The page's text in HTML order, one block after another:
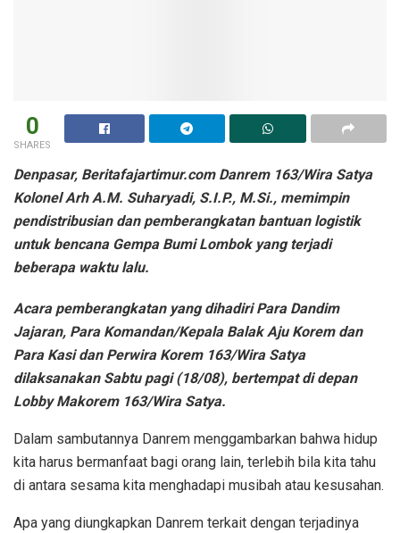
0
SHARES
Denpasar, Beritafajartimur.com Danrem 163/Wira Satya
Kolonel Arh A.M. Suharyadi, S.I.P., M.Si., memimpin
pendistribusian dan pemberangkatan bantuan logistik
untuk bencana Gempa Bumi Lombok yang terjadi
beberapa waktu lalu.
Acara pemberangkatan yang dihadiri Para Dandim
Jajaran, Para Komandan/Kepala Balak Aju Korem dan
Para Kasi dan Perwira Korem 163/Wira Satya
dilaksanakan Sabtu pagi (18/08), bertempat di depan
Lobby Makorem 163/Wira Satya.
Dalam sambutannya Danrem menggambarkan bahwa hidup
kita harus bermanfaat bagi orang lain, terlebih bila kita tahu
di antara sesama kita menghadapi musibah atau kesusahan.
Apa yang diungkapkan Danrem terkait dengan terjadinya